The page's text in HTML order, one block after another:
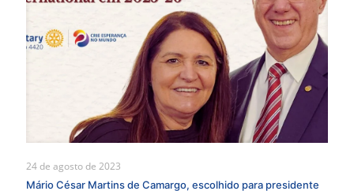
24 de agosto de 2023
Mário César Martins de Camargo, escolhido para presidente